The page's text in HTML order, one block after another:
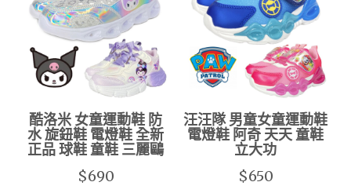
酷洛米 女童運動鞋 防
水 旋鈕鞋 電燈鞋 全新
正品 球鞋 童鞋 三麗鷗
$690
汪汪隊 男童女童運動鞋
電燈鞋 阿奇 天天 童鞋
立大功
$650